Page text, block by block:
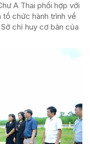
A Thai phối hợp với
tổ chức hành trình về
chỉ huy cơ bản của